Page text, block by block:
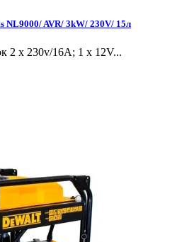
NL9000/ AVR/ 3kW/ 230V/ 15л
2 x 230v/16A; 1 x 12V...